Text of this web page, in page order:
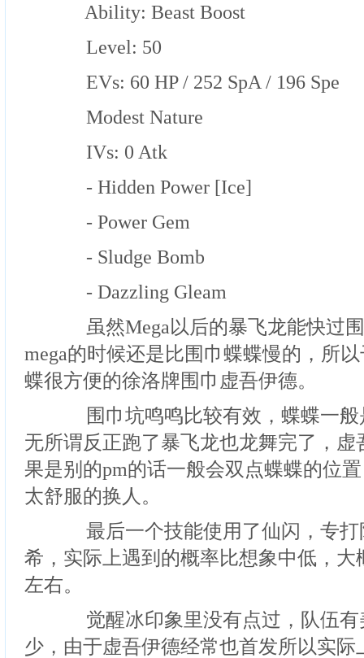
Ability: Beast Boost
Level: 50
EVs: 60 HP / 252 SpA / 196 Spe
Modest Nature
IVs: 0 Atk
- Hidden Power [Ice]
- Power Gem
- Sludge Bomb
- Dazzling Gleam
虽然Mega以后的暴飞龙能快过围
mega的时候还是比围巾蝶蝶慢的，所
蝶很方便的徐洛牌围巾虚吾伊德。
围巾坑鸣鸣比较有效，蝶蝶一般
无所谓反正跑了暴飞龙也龙舞完了，虚
果是别的pm的话一般会双点蝶蝶的位
太舒服的换人。
最后一个技能使用了仙闪，专打
希，实际上遇到的概率比想象中低，大
左右。
觉醒冰印象里没有点过，队伍有
少，由于虚吾伊德经常也首发所以实际